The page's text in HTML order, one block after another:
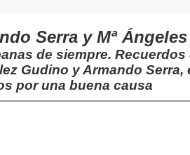
Serra y Mª
de siempre.
Gudino y Armando
por una buena causa